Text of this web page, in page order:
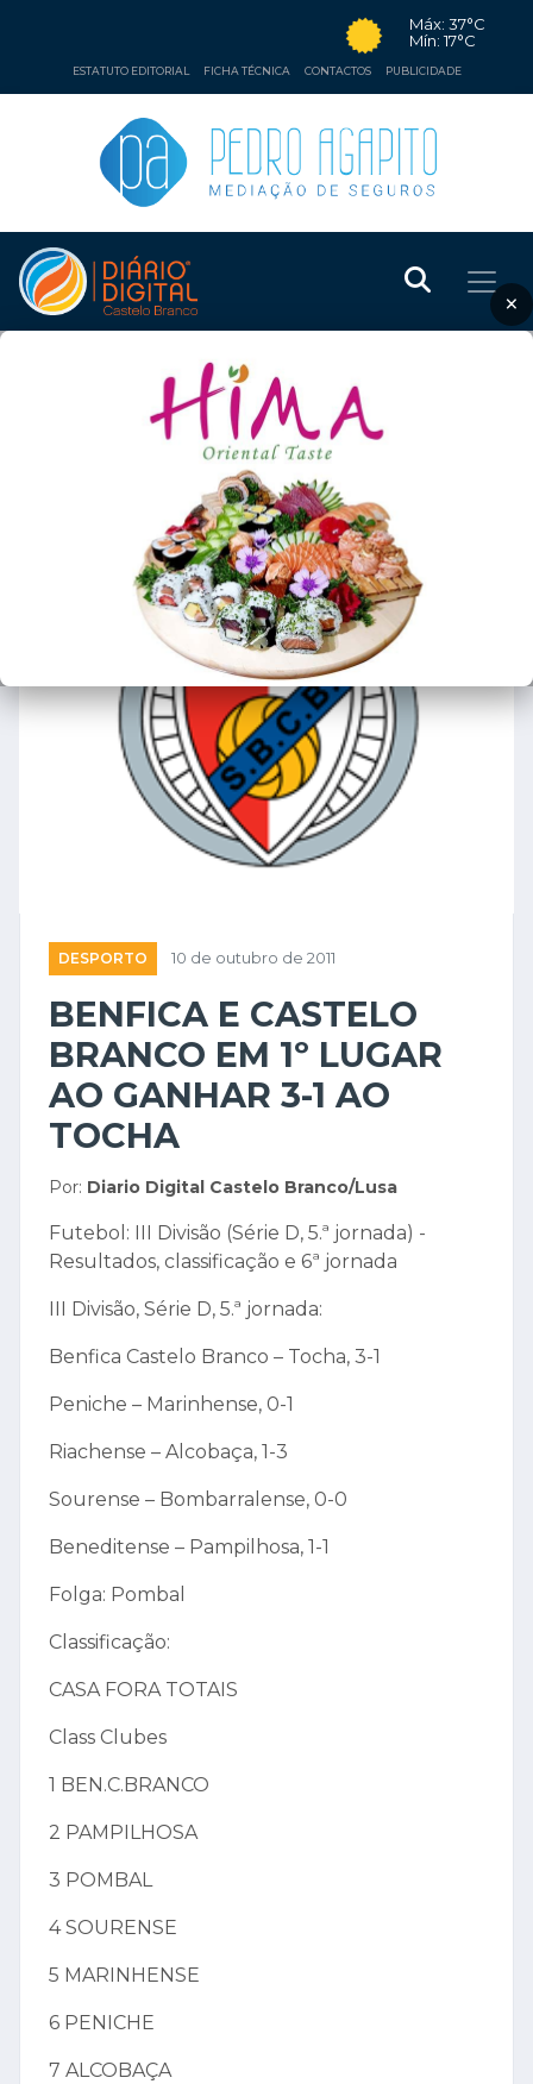
Máx: 37°C
Mín: 17°C
ESTATUTO EDITORIAL FICHA TÉCNICA CONTACTOS PUBLICIDADE
×
DESPORTO 10 de outubro de 2011
BENFICA E CASTELO
BRANCO EM 1º LUGAR
AO GANHAR 3-1 AO
TOCHA
Por: Diario Digital Castelo Branco/Lusa
Futebol: III Divisão (Série D, 5.ª jornada) -
Resultados, classificação e 6ª jornada
III Divisão, Série D, 5.ª jornada:
Benfica Castelo Branco – Tocha, 3-1
Peniche – Marinhense, 0-1
Riachense – Alcobaça, 1-3
Sourense – Bombarralense, 0-0
Beneditense – Pampilhosa, 1-1
Folga: Pombal
Classificação:
CASA FORA TOTAIS
Class Clubes
1 BEN.C.BRANCO
2 PAMPILHOSA
3 POMBAL
4 SOURENSE
5 MARINHENSE
6 PENICHE
7 ALCOBAÇA